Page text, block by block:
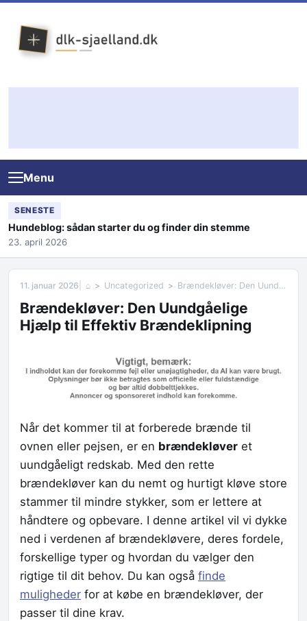
Menu
SENESTE
Hundeblog: sådan starter du og finder din stemme
23. april 2026
11. januar 2026 ⌂ Uncategorized Brændekløver: Den Uundgåelige Hjælp til Effektiv Brændeklipning
Brændekløver: Den Uundgåelige
Hjælp til Effektiv Brændeklipning
Når det kommer til at forberede brænde til
ovnen eller pejsen, er en brændekløver et
uundgåeligt redskab. Med den rette
brændekløver kan du nemt og hurtigt kløve store
stammer til mindre stykker, som er lettere at
håndtere og opbevare. I denne artikel vil vi dykke
ned i verdenen af brændekløvere, deres fordele,
forskellige typer og hvordan du vælger den
rigtige til dit behov. Du kan også finde
muligheder for at købe en brændekløver, der
passer til dine krav.